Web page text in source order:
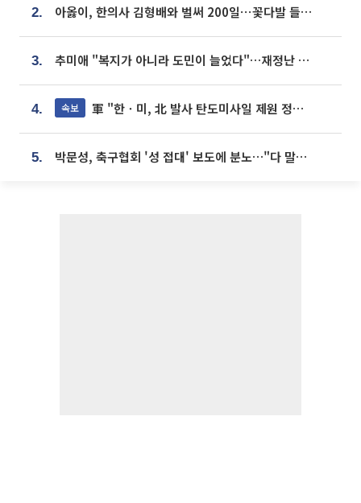
2. 아옳이, 한의사 김형배와 벌써 200일⋯꽃다발 들고 "프러포즈 아냐"
3. 추미애 "복지가 아니라 도민이 늘었다"…재정난 책임론 정면돌파
4. 속보 軍 "한ㆍ미, 北 발사 탄도미사일 제원 정밀분석 중"
5. 박문성, 축구협회 '성 접대' 보도에 분노…"다 말아먹으려고 작정했나"